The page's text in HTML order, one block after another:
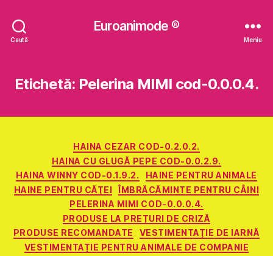
Caută
Euroanimode ®
Meniu
Etichetă: Pelerina MIMI cod-0.0.0.4.
Categorii
HAINA CEZAR COD-0.2.0.2.
HAINA CU GLUGĂ PEPE COD-0.0.2.9.
HAINA WINNY COD-0.1.9.2.
HAINE PENTRU ANIMALE
HAINE PENTRU CĂŢEI
ÎMBRĂCĂMINTE PENTRU CÂINI
PELERINA MIMI COD-0.0.0.4.
PRODUSE LA PREȚURI DE CRIZĂ
PRODUSE RECOMANDATE
VESTIMENTAŢIE DE IARNĂ
VESTIMENTAȚIE PENTRU ANIMALE DE COMPANIE